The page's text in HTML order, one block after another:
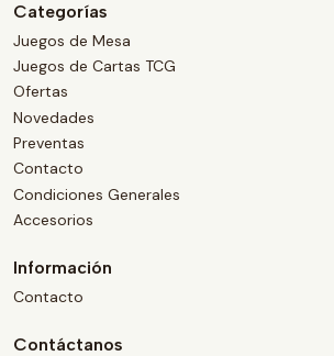
Categorías
Juegos de Mesa
Juegos de Cartas TCG
Ofertas
Novedades
Preventas
Contacto
Condiciones Generales
Accesorios
Información
Contacto
Contáctanos